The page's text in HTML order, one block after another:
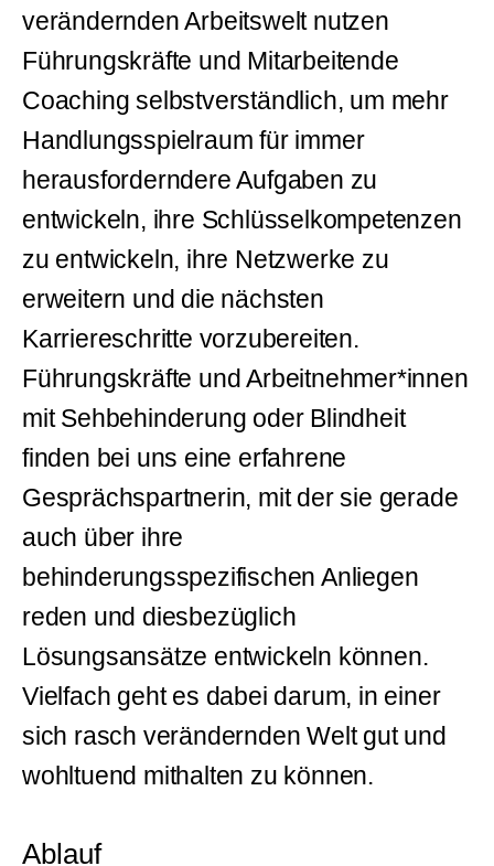
verändernden Arbeitswelt nutzen
Führungskräfte und Mitarbeitende
Coaching selbstverständlich, um mehr
Handlungsspielraum für immer
herausforderndere Aufgaben zu
entwickeln, ihre Schlüsselkompetenzen
zu entwickeln, ihre Netzwerke zu
erweitern und die nächsten
Karriereschritte vorzubereiten.
Führungskräfte und Arbeitnehmer*innen
mit Sehbehinderung oder Blindheit
finden bei uns eine erfahrene
Gesprächspartnerin, mit der sie gerade
auch über ihre
behinderungsspezifischen Anliegen
reden und diesbezüglich
Lösungsansätze entwickeln können.
Vielfach geht es dabei darum, in einer
sich rasch verändernden Welt gut und
wohltuend mithalten zu können.
Ablauf